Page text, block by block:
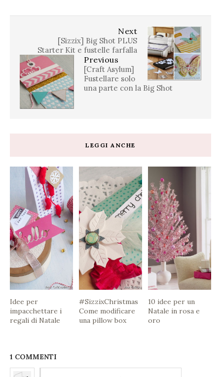
Next
[Sizzix] Big Shot PLUS
Starter Kit e fustelle farfalla
Previous
[Craft Asylum]
Fustellare solo
una parte con la Big Shot
LEGGI ANCHE
Idee per
impacchettare i
regali di Natale
#SizzixChristmas
Come modificare
una pillow box
10 idee per un
Natale in rosa e
oro
1 COMMENTI